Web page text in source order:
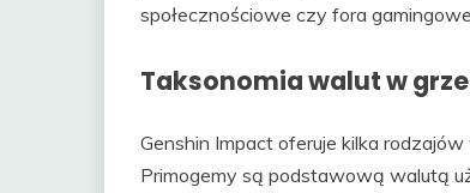
społecznościowe czy fora gamingowe.
Taksonomia walut w
Genshin Impact oferuje kilka
Primogemy są podstawową walutą